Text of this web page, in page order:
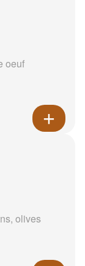
oeuf
olives